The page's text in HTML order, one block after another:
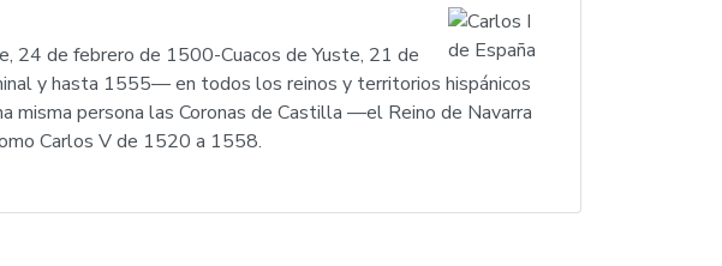
24 de febrero de 1500-Cuacos de Yuste, 21 de
y hasta 1555— en todos los reinos y territorios hispánicos
misma persona las Coronas de Castilla —el Reino de Navarra
Carlos V de 1520 a 1558.